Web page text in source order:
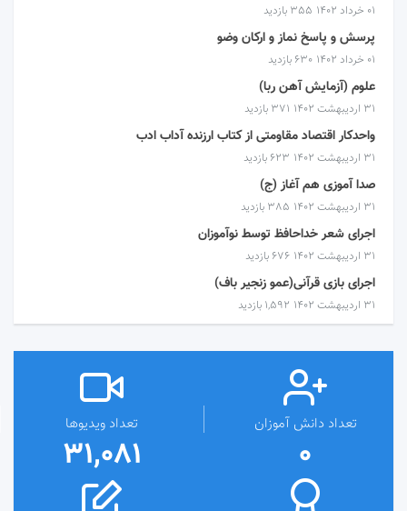
۰۱ خرداد ۱۴۰۲ 355 بازدید
پرسش و پاسخ نماز و ارکان وضو
۰۱ خرداد ۱۴۰۲ 630 بازدید
علوم (آزمایش آهن ربا)
۳۱ اردیبهشت ۱۴۰۲ 371 بازدید
واحدکار اقتصاد مقاومتی از کتاب ارزنده آداب ادب
۳۱ اردیبهشت ۱۴۰۲ 623 بازدید
صدا آموزی هم آغاز (ج)
۳۱ اردیبهشت ۱۴۰۲ 385 بازدید
اجرای شعر خداحافظ توسط نوآموزان
۳۱ اردیبهشت ۱۴۰۲ 676 بازدید
اجرای بازی قرآنی(عمو زنجیر باف)
۳۱ اردیبهشت ۱۴۰۲ 1,592 بازدید
تعداد دانش آموزان
0
تعداد ویدیوها
31,081